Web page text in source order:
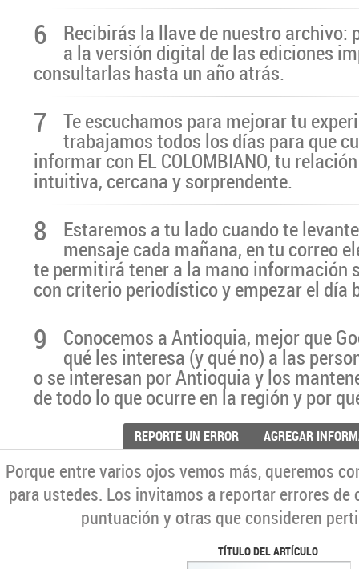
6 Recibirás la llave de nuestro archivo:
a la versión digital de las ediciones
consultarlas hasta un año atrás.
7 Te escuchamos para mejorar tu
trabajamos todos los días para que
informar con EL COLOMBIANO, tu
intuitiva, cercana y sorprendente.
8 Estaremos a tu lado cuando te
mensaje cada mañana, en tu correo
te permitirá tener a la mano información
con criterio periodístico y empezar el día
9 Conocemos a Antioquia, mejor que
qué les interesa (y qué no) a las
o se interesan por Antioquia y los
de todo lo que ocurre en la región y por
REPORTE UN ERROR AGREGAR
Porque entre varios ojos vemos más, queremos
para ustedes. Los invitamos a reportar errores
puntuación y otras que consideren
TÍTULO DEL ARTÍCULO